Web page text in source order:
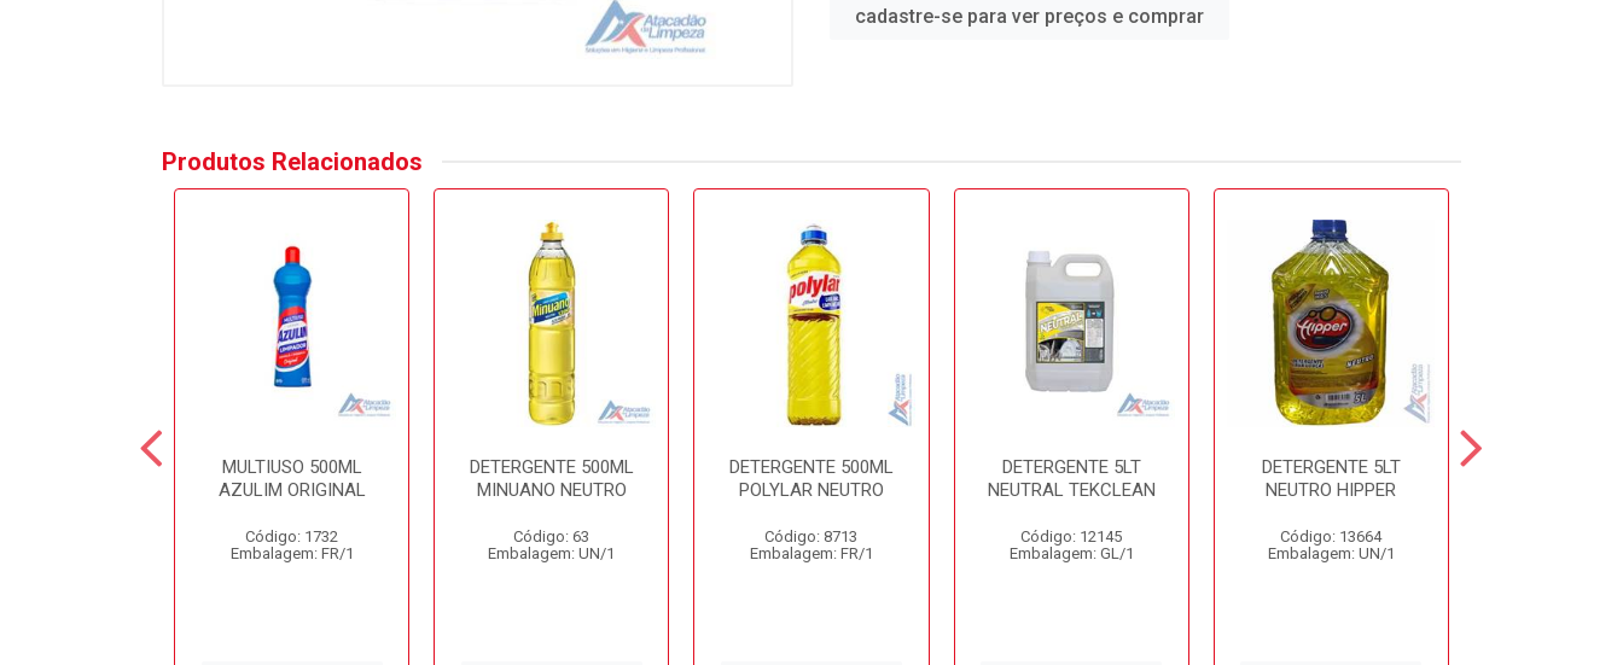
cadastre-se para ver preços e comprar
Produtos Relacionados
MULTIUSO 500ML
AZULIM ORIGINAL
Código: 1732
Embalagem: FR/1
DETERGENTE 500ML
MINUANO NEUTRO
Código: 63
Embalagem: UN/1
DETERGENTE 500ML
POLYLAR NEUTRO
Código: 8713
Embalagem: FR/1
DETERGENTE 5LT
NEUTRAL TEKCLEAN
Código: 12145
Embalagem: GL/1
DETERGENTE 5LT
NEUTRO HIPPER
Código: 13664
Embalagem: UN/1